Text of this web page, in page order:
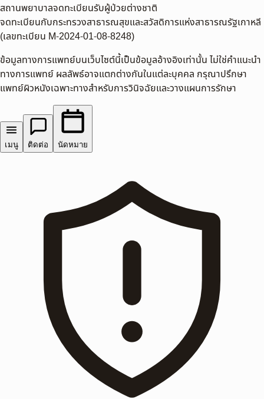
สถานพยาบาลจดทะเบียนรับผู้ป่วยต่างชาติ
จดทะเบียนกับกระทรวงสาธารณสุขและสวัสดิการแห่งสาธารณรัฐเกาหลี
(เลขทะเบียน M-2024-01-08-8248)
ข้อมูลทางการแพทย์บนเว็บไซต์นี้เป็นข้อมูลอ้างอิงเท่านั้น ไม่ใช่คำแนะนำ
ทางการแพทย์ ผลลัพธ์อาจแตกต่างกันในแต่ละบุคคล กรุณาปรึกษา
แพทย์ผิวหนังเฉพาะทางสำหรับการวินิจฉัยและวางแผนการรักษา
เมนู ติดต่อ นัดหมาย